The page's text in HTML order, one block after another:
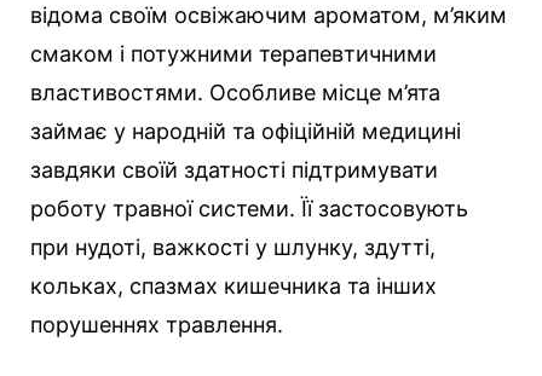
відома своїм освіжаючим ароматом, м’яким
смаком і потужними терапевтичними
властивостями. Особливе місце м’ята
займає у народній та офіційній медицині
завдяки своїй здатності підтримувати
роботу травної системи. Її застосовують
при нудоті, важкості у шлунку, здутті,
кольках, спазмах кишечника та інших
порушеннях травлення.